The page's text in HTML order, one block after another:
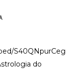
S40QNpurCeg
do